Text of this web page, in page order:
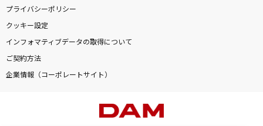
プライバシーポリシー
クッキー設定
インフォマティブデータの取得について
ご契約方法
企業情報（コーポレートサイト）